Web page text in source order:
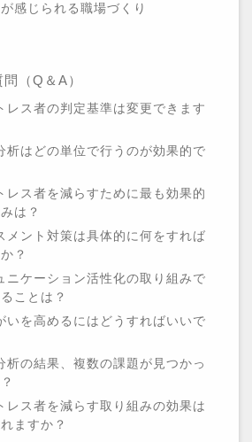
感じられる職場づくり
（Q＆A）
レス者の判定基準は変更できます
析はどの単位で行うのが効果的で
レス者を減らすために最も効果的
は？
メント対策は具体的に何をすれば
？
ニケーション活性化の取り組みで
ことは？
いを高めるにはどうすればいいで
析の結果、複数の課題が見つかっ
レス者を減らす取り組みの効果は
ますか？